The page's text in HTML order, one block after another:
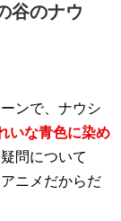
谷のナウ
ンで、ナウシ
いな青色に染め
問について
ニメだからだ